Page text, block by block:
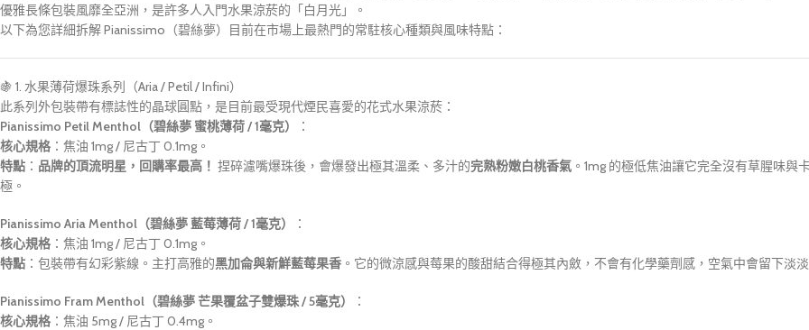
優雅長條包裝風靡全亞洲，是許多人入門水果涼菸的「白月光」。
以下為您詳細拆解 Pianissimo（碧絲夢）目前在市場上最熱門的常駐核心種類與風味特點：
🍇 1. 水果薄荷爆珠系列（Aria / Petil / Infini）
此系列外包裝帶有標誌性的晶球圓點，是目前最受現代煙民喜愛的花式水果涼菸：
Pianissimo Petil Menthol（碧絲夢 蜜桃薄荷 / 1毫克）
：
核心規格 ：焦油 1mg / 尼古丁 0.1mg。
特點 ： 品牌的頂流明星，回購率最高！ 捏碎濾嘴爆珠後，會爆發出極其溫柔、多汁的完熟粉嫩白桃香氣 。1mg 的極低焦油讓它完全沒有草腥味
極。
Pianissimo Aria Menthol（碧絲夢 藍莓薄荷 / 1毫克）
：
核心規格 ：焦油 1mg / 尼古丁 0.1mg。
特點 ：包裝帶有幻彩紫線。主打高雅的黑加侖與新鮮藍莓果香 。它的微涼感與莓果的酸甜結合得極其內斂，不會有化學藥劑感，空氣中會留下淡
Pianissimo Fram Menthol（碧絲夢 芒果覆盆子雙爆珠 / 5毫克）
：
核心規格 ：焦油 5mg / 尼古丁 0.4mg。